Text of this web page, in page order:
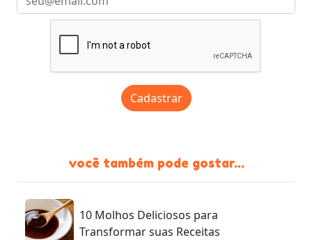
Cadastrar
você também pode gostar...
10 Molhos Deliciosos para
Transformar suas Receitas